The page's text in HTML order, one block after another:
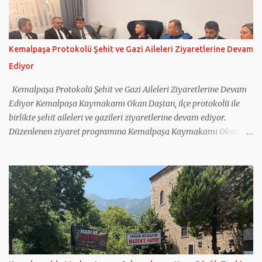
görev yapan tüm personele teşekkür ederek çalışmalarında
başarılar diledi.
Kemalpaşa Protokolü Şehit ve Gazi Aileleri Ziyaretlerine Devam
Ediyor
Kemalpaşa Protokolü Şehit ve Gazi Aileleri Ziyaretlerine Devam
Ediyor Kemalpaşa Kaymakamı Okan Daştan, ilçe protokolü ile
birlikte şehit aileleri ve gazileri ziyaretlerine devam ediyor.
Düzenlenen ziyaret programına Kemalpaşa Kaymakamı Okan
İlhan Tatar, İlçe Müftüsü Nurullah Birlik ile Sosyal Yardımlaşma
ve Dayanışma Vakfı Müdürü Kadriye Baş katıldı. Kaymakam
Daştan ve beraberindeki heyet; 2019 yılında Hakkâri Çukurca'da
Pençe-2 Harekâtı kapsamında yaralanan kahraman gazimiz
Yakup Küçük ile 16 Haziran 2024 tarihinde Bayındır'da çıkan
yangına müdahale ettikten sonra görev yerine dönerken arazöz
ile geçirdiği kazada şehit olan Ulucak Orman İşletme Şefliği